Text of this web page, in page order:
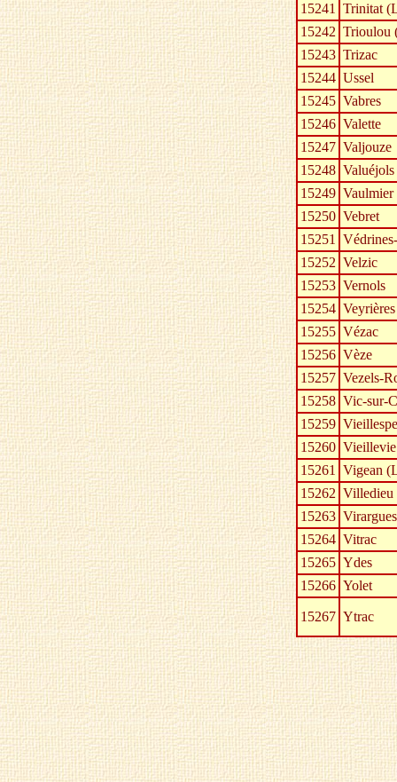
15241 Trinitat
15242 Trioulou
15243 Trizac
15244 Ussel
15245 Vabres
15246 Valette
15247 Valjouze
15248 Valuéjols
15249
15250 Vebret
15251
15252 Velzic
15253 Vernols
15254 Veyrières
15255 Vézac
15256 Vèze
15257 Vezels-
15258 Vic-sur-
15259
15260 Vieillevie
15261 Vigean
15262 Villedieu
15263 Virargues
15264 Vitrac
15265 Ydes
15266 Yolet
15267 Ytrac